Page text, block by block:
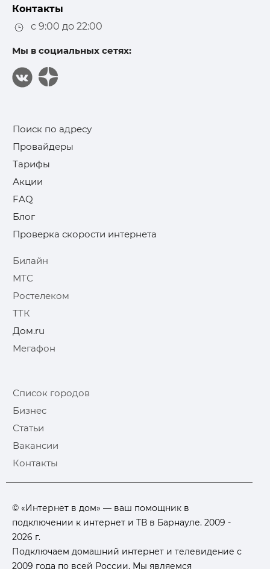
Контакты
с 9:00 до 22:00
Мы в социальных сетях:
Поиск по адресу
Провайдеры
Тарифы
Акции
FAQ
Блог
Проверка скорости интернета
Билайн
МТС
Ростелеком
ТТК
Дом.ru
Мегафон
Список городов
Бизнес
Статьи
Вакансии
Контакты
© «Интернет в дом» — ваш помощник в
подключении к интернет и ТВ в Барнауле. 2009 -
2026 г.
Подключаем домашний интернет и телевидение с
2009 года по всей России. Мы являемся